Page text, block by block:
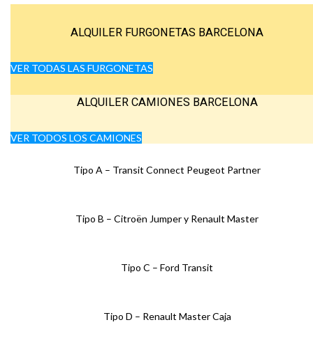
ALQUILER FURGONETAS BARCELONA
VER TODAS LAS FURGONETAS
ALQUILER CAMIONES BARCELONA
VER TODOS LOS CAMIONES
Tipo A – Transit Connect Peugeot Partner
Tipo B – Citroën Jumper y Renault Master
Tipo C – Ford Transit
Tipo D – Renault Master Caja